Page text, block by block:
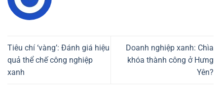
Tiêu chí ‘vàng’: Đánh giá hiệu
quả thể chế công nghiệp
xanh
Doanh nghiệp xanh: Chìa
khóa thành công ở Hưng
Yên?